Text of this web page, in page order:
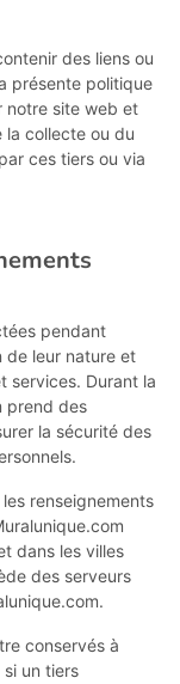
des liens ou
présente politique
notre site web et
la collecte ou du
ces tiers ou via
pendant
de leur nature et
services. Durant la
prend des
la sécurité des
renseignements
dans les villes
des serveurs
conservés à
si un tiers